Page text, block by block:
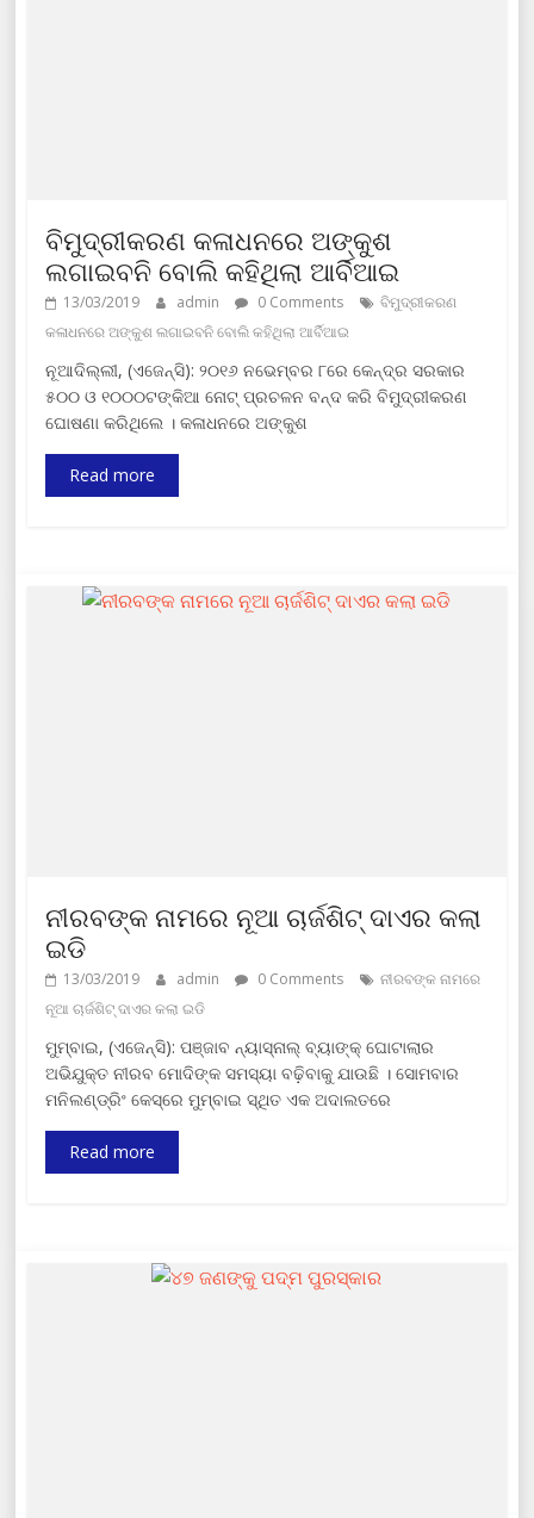
ବିମୁଦ୍ରୀକରଣ କଳାଧନରେ ଅଙ୍କୁଶ
ଲଗାଇବନି ବୋଲି କହିଥିଲା ଆର୍ବିଆଇ
13/03/2019 admin 0 Comments
ବିମୁଦ୍ରୀକରଣ
କଳାଧନରେ ଅଙ୍କୁଶ ଲଗାଇବନି ବୋଲି କହିଥିଲା ଆର୍ବିଆଇ
ନୂଆଦିଲ୍ଲୀ, (ଏଜେନ୍ସି): ୨୦୧୬ ନଭେମ୍ବର ୮ରେ କେନ୍ଦ୍ର ସରକାର
୫୦୦ ଓ ୧୦୦୦ଟଙ୍କିଆ ନୋଟ୍ ପ୍ରଚଳନ ବନ୍ଦ କରି ବିମୁଦ୍ରୀକରଣ
ଘୋଷଣା କରିଥିଲେ । କଳାଧନରେ ଅଙ୍କୁଶ
Read more
ନୀରବଙ୍କ ନାମରେ ନୂଆ ଚାର୍ଜଶିଟ୍ ଦାଏର କଲା
ଇଡି
13/03/2019 admin 0 Comments
ନୀରବଙ୍କ ନାମରେ
ନୂଆ ଚାର୍ଜଶିଟ୍ ଦାଏର କଲା ଇଡି
ମୁମ୍ବାଇ, (ଏଜେନ୍ସି): ପଞ୍ଜାବ ନ୍ୟାସ୍ନାଲ୍ ବ୍ୟାଙ୍କ୍ ଘୋଟାଲାର
ଅଭିଯୁକ୍ତ ନୀରବ ମୋଦିଙ୍କ ସମସ୍ୟା ବଢ଼ିବାକୁ ଯାଉଛି । ସୋମବାର
ମନିଲଣ୍ଡ୍ରିଂ କେସ୍ରେ ମୁମ୍ବାଇ ସ୍ଥିତ ଏକ ଅଦାଲତରେ
Read more